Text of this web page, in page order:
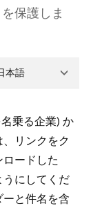
保護しま
本語
乗る企業⁠) か
リンクをク
ードした
うにしてくだ
と件名を含